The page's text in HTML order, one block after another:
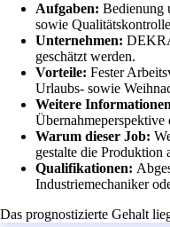
Aufgaben: Bedienung
sowie
Unternehmen:
geschätzt werden.
Vorteile: Fester
Urlaubs- sowie
Weitere
Übernahmeperspektive
Warum dieser Job:
gestalte die Produktion
Qualifikationen:
Industriemechaniker
Das prognostizierte Gehalt